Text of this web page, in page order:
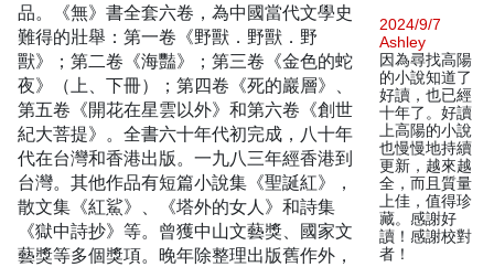
品。《無》書全套六卷，為中國當代文學史
難得的壯舉：第一卷《野獸．野獸．野
獸》；第二卷《海豔》；第三卷《金色的蛇
夜》（上、下冊）；第四卷《死的巖層》、
第五卷《開花在星雲以外》和第六卷《創世
紀大菩提》。全書六十年代初完成，八十年
代在台灣和香港出版。一九八三年經香港到
台灣。其他作品有短篇小說集《聖誕紅》，
散文集《紅鯊》、《塔外的女人》和詩集
《獄中詩抄》等。曾獲中山文藝獎、國家文
藝獎等多個獎項。晚年除整理出版舊作外，
2024/9/7
Ashley
因為尋找高陽
的小說知道了
好讀，也已經
十年了。好讀
上高陽的小說
也慢慢地持續
更新，越來越
全，而且質量
上佳，值得珍
藏。感謝好
讀！感謝校對
者！